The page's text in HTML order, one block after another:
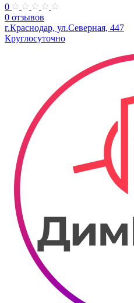
0
0 отзывов
г.Краснодар, ул.Северная, 447
Круглосуточно